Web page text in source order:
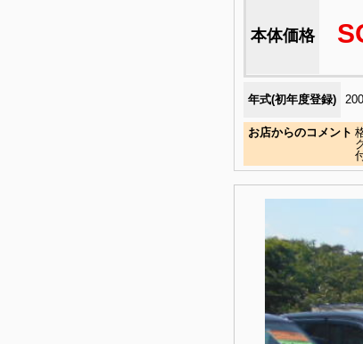
本体価格
年式(初年度登録)
お店からのコメント